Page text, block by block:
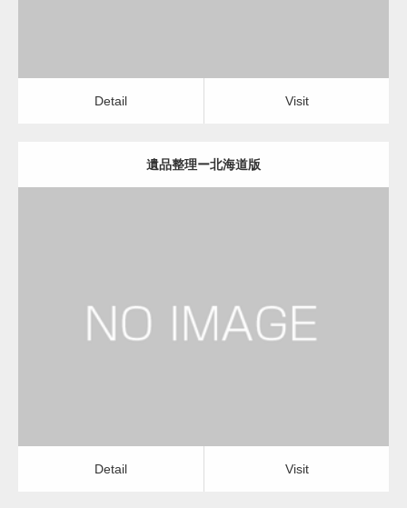
Detail Visit
遺品整理ー北海道版
Detail Visit
Detail Visit